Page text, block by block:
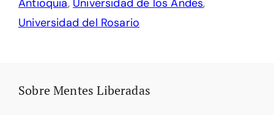
Antioquia, Universidad de los Andes,
Universidad del Rosario
Sobre Mentes Liberadas